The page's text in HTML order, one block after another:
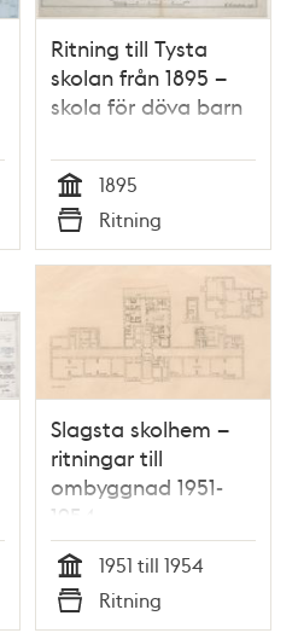
Ritning till Tysta
skolan från 1895 –
skola för döva barn
Tid
1895
Typ
Ritning
Slagsta skolhem –
ritningar till
ombyggnad 1951-
1954
Tid
1951 till 1954
Typ
Ritning